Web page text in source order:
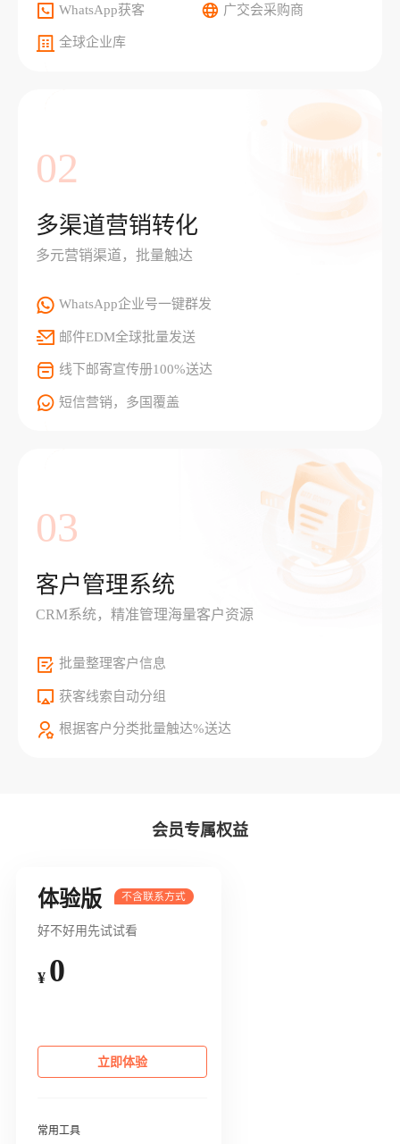
WhatsApp获客 广交会采购商
全球企业库
02
多渠道营销转化
多元营销渠道，批量触达
WhatsApp企业号一键群发
邮件EDM全球批量发送
线下邮寄宣传册100%送达
短信营销，多国覆盖
03
客户管理系统
CRM系统，精准管理海量客户资源
批量整理客户信息
获客线索自动分组
根据客户分类批量触达%送达
会员专属权益
体验版
好不好用先试试看
¥ 0
立即体验
常用工具